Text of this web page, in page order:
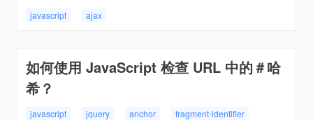
javascript ajax
如何使用 JavaScript 检查 URL 中的＃哈
希？
javascript jquery anchor fragment-identifier